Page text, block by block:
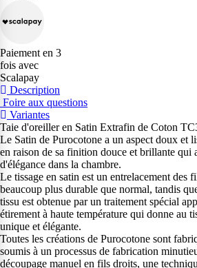
Paiement en 3
fois avec
Scalapay
Description
Foire aux questions
Variantes
Taie d'oreiller en Satin Extrafin de Coton
Le Satin de Purocotone a un aspect doux et
en raison de sa finition douce et brillante qui
d'élégance dans la chambre.
Le tissage en satin est un entrelacement des
beaucoup plus durable que normal, tandis
tissu est obtenue par un traitement spécial
étirement à haute température qui donne au
unique et élégante.
Toutes les créations de Purocotone sont
soumis à un processus de fabrication
découpage manuel en fils droits, une